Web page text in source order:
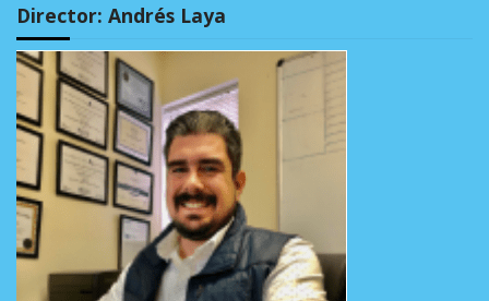
Director: Andrés Laya